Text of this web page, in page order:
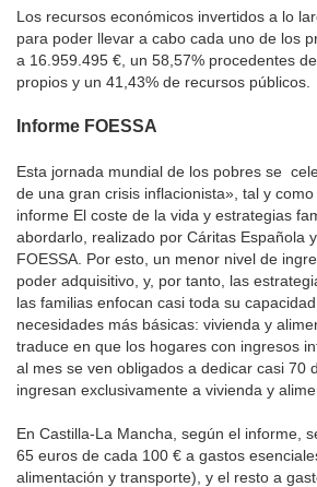
Los recursos económicos invertidos a lo
para poder llevar a cabo cada uno de los
a 16.959.495 €, un 58,57% procedentes
propios y un 41,43% de recursos públicos.
Informe FOESSA
Esta jornada mundial de los pobres se
de una gran crisis inflacionista», tal y
informe El coste de la vida y estrategias
abordarlo, realizado por Cáritas Española
FOESSA. Por esto, un menor nivel de
poder adquisitivo, y, por tanto, las
las familias enfocan casi toda su
necesidades más básicas: vivienda y
traduce en que los hogares con ingresos
al mes se ven obligados a dedicar casi 70
ingresan exclusivamente a vivienda y
En Castilla-La Mancha, según el informe,
65 euros de cada 100 € a gastos
alimentación y transporte), y el resto a